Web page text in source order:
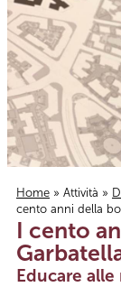
Tu sei qui
Home » Attività »
cento anni della
I cento
Educare